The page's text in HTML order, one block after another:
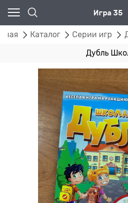
Игра 35
Каталог Серии игр
Дубль